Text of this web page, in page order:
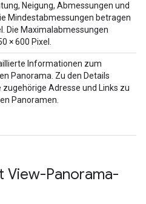
Neigung, Abmessungen und
Mindestabmessungen betragen
Die Maximalabmessungen
× 600 Pixel.
Informationen zum
Panorama. Zu den Details
zugehörige Adresse und Links zu
Panoramen.
View-Panorama-